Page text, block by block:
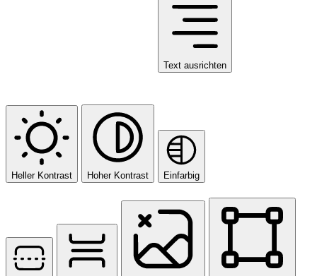
Text ausrichten
Heller Kontrast Hoher Kontrast Einfarbig